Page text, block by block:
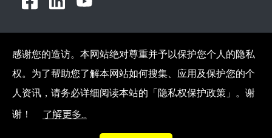
Copyright © 2022 COCA ENTERPRISE CO.,LTD All
Rights Reserved.
隐私权政策 网站地图
感谢您的造访。本网站绝对尊重并予以保护您个人的隐私
权。为了帮助您了解本网站如何搜集、应用及保护您的个
人资讯，请务必详细阅读本站的「隐私权保护政策」。谢
谢！ 了解更多...